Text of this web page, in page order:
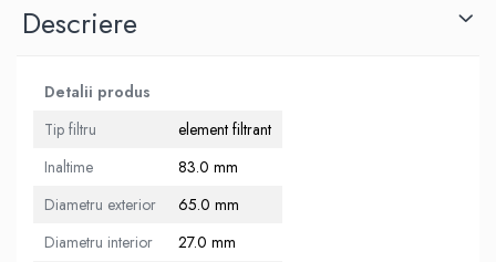
AMSOIL
MOTUL
SHELL
USVO
Uleiuri hidraulice
Uleiuri pentru servodirectie
Descriere
Detalii produs
Tip filtru
element filtrant
Inaltime
83.0 mm
Diametru exterior
65.0 mm
Diametru interior
27.0 mm